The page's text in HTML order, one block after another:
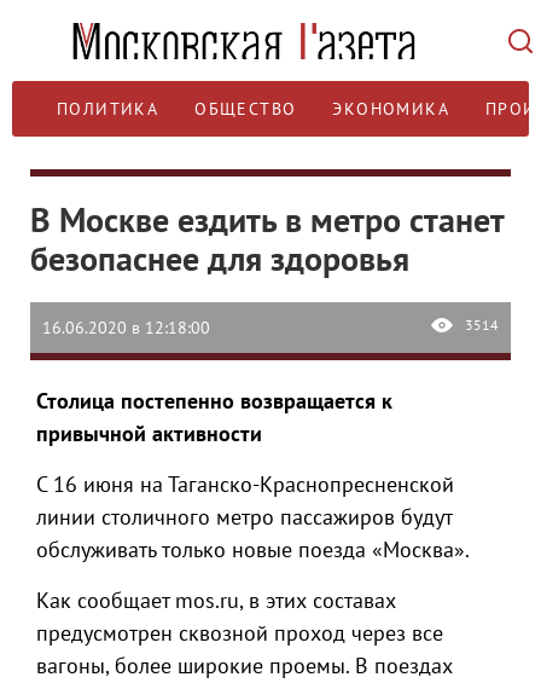
ПОЛИТИКА ОБЩЕСТВО ЭКОНОМИКА
В Москве ездить в метро станет
безопаснее для здоровья
16.06.2020 в 12:18:00 3514
Столица постепенно возвращается к
привычной активности
С 16 июня на Таганско-Краснопресненской
линии столичного метро пассажиров будут
обслуживать только новые поезда «Москва».
Как сообщает mos.ru, в этих составах
предусмотрен сквозной проход через все
вагоны, более широкие проемы. В поездах